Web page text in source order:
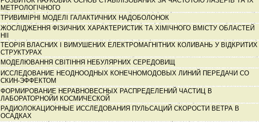
МЕТРОЛОГІЧНОГО
ТРИВИМІРНІ МОДЕЛІ ГАЛАКТИЧНИХ НАДОБОЛОНОК
ЖОСЛІДЖЕННЯ ФІЗИЧНИХ ХАРАКТЕРИСТИК ТА ХІМІЧНОГО ВМІСТУ ОБЛАСТЕЙ
НІІ
ТЕОРІЯ ВЛАСНИХ І ВИМУШЕНИХ ЕЛЕКТРОМАГНІТНИХ КОЛИВАНЬ У ВІДКРИТИХ
СТРУКТУРАХ
МОДЕЛЮВАННЯ СВІТІННЯ НЕБУЛЯРНИХ СЕРЕДОВИЩ
ИССЛЕДОВАНИЕ НЕОДНООДНЫХ КОНЕЧНОМОДОВЫХ ЛИНИЙ ПЕРЕДАЧИ СО
СКИН-ЭФФЕКТОМ
ФОРМИРОВАНИЕ НЕРАВНОВЕСНЫХ РАСПРЕДЕЛЕНИЙ ЧАСТИЦ В
ЛАБОРАТОРНОЙИ КОСМИЧЕСКОЙ
РАДИОЛОКАЦИОННЫЕ ИССЛЕДОВАНИЯ ПУЛЬСАЦИЙ СКОРОСТИ ВЕТРА В
ОСАДКАХ